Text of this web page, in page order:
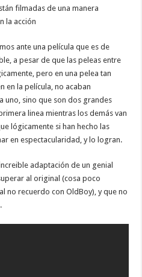
filmadas de una manera
la acción
ante una película que es de
a pesar de que las peleas entre
pero en una pelea tan
en la película, no acaban
uno, sino que son dos grandes
linea mientras los demás van
lógicamente si han hecho las
en espectacularidad, y lo logran.
adaptación de un genial
al original (cosa poco
no recuerdo con OldBoy), y que no